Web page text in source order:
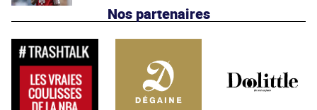
Nos partenaires